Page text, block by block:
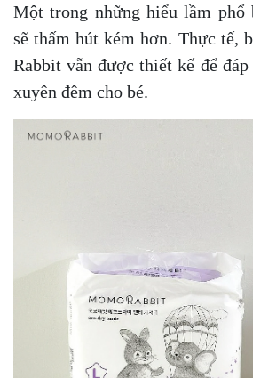
Một trong những hiểu lầm phổ
sẽ thấm hút kém hơn. Thực tế,
Rabbit vẫn được thiết kế để đáp
xuyên đêm cho bé.